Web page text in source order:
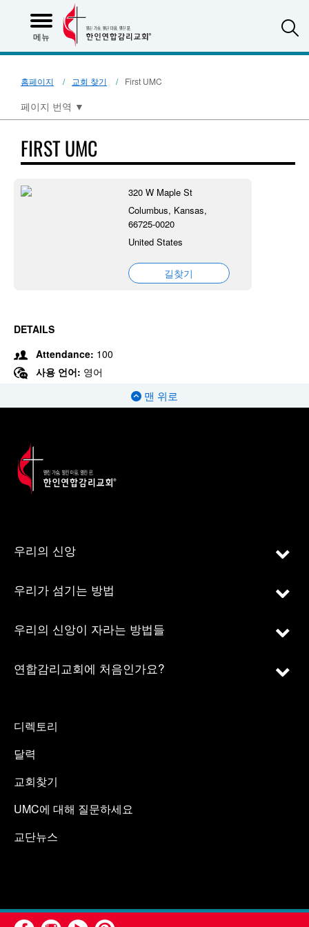
메뉴
홈페이지 교회 찾기 First UMC
페이지 번역 ▼
FIRST UMC
320 W Maple St
Columbus, Kansas,
66725-0020
United States
길찾기
DETAILS
Attendance: 100
사용 언어: 영어
맨 위로
우리의 신앙
우리가 섬기는 방법
우리의 신앙이 자라는 방법들
연합감리교회에 처음인가요?
디렉토리
달력
교회찾기
UMC에 대해 질문하세요
교단뉴스